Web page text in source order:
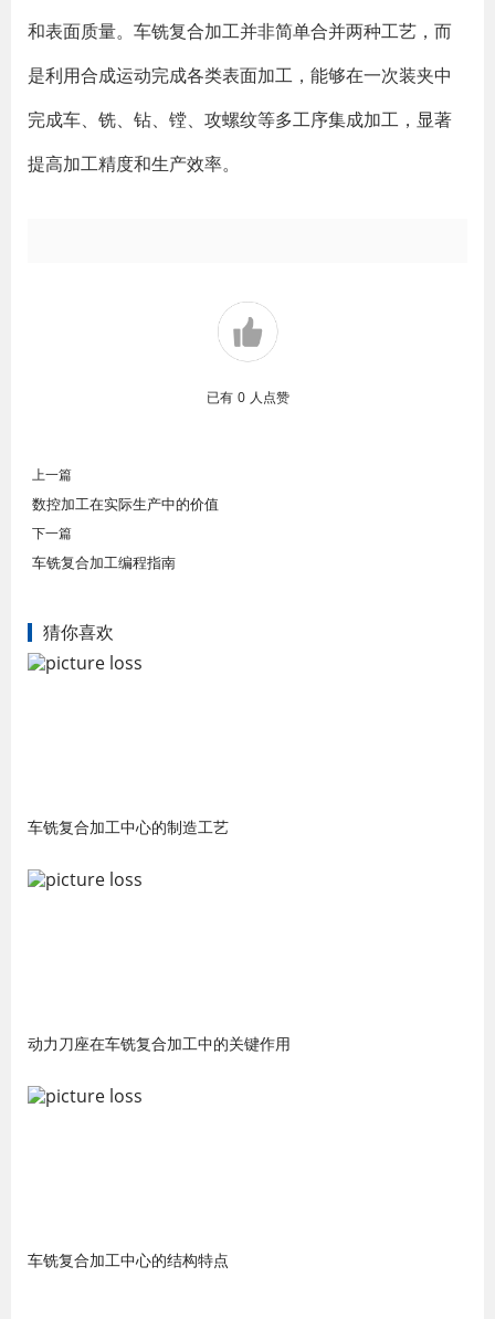
和表面质量。车铣复合加工并非简单合并两种工艺，而
是利用合成运动完成各类表面加工，能够在一次装夹中
完成车、铣、钻、镗、攻螺纹等多工序集成加工，显著
提高加工精度和生产效率。
已有 0 人点赞
上一篇
数控加工在实际生产中的价值
下一篇
车铣复合加工编程指南
猜你喜欢
车铣复合加工中心的制造工艺
动力刀座在车铣复合加工中的关键作用
车铣复合加工中心的结构特点